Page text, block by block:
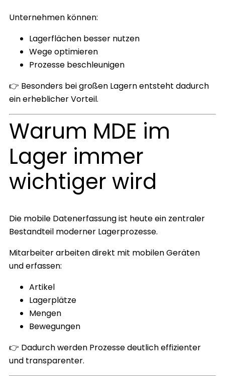
Unternehmen können:
Lagerflächen besser nutzen
Wege optimieren
Prozesse beschleunigen
👉 Besonders bei großen Lagern entsteht dadurch
ein erheblicher Vorteil.
Warum MDE im
Lager immer
wichtiger wird
Die mobile Datenerfassung ist heute ein zentraler
Bestandteil moderner Lagerprozesse.
Mitarbeiter arbeiten direkt mit mobilen Geräten
und erfassen:
Artikel
Lagerplätze
Mengen
Bewegungen
👉 Dadurch werden Prozesse deutlich effizienter
und transparenter.